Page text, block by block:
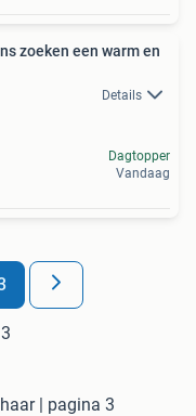
zoeken een warm en
Details
Dagtopper
Vandaag
| pagina 3